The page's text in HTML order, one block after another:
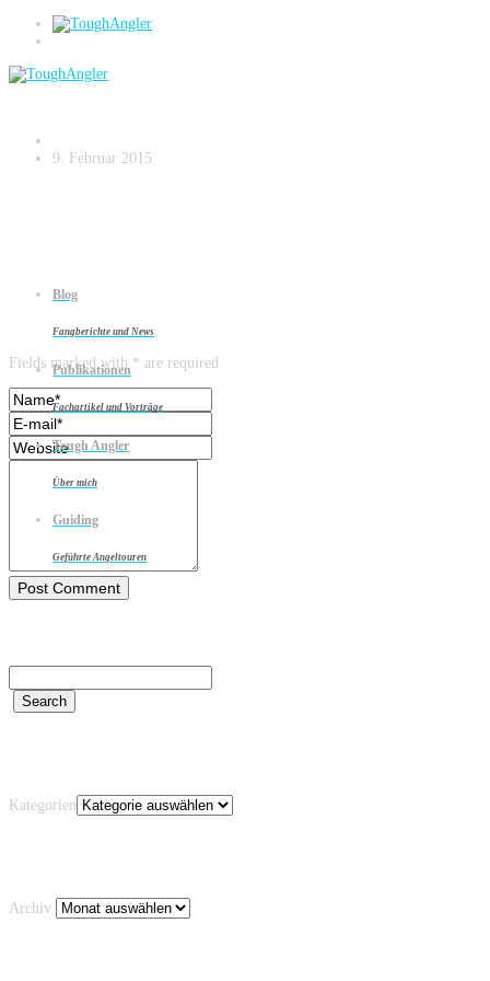
Blog
Fangberichte und News
Publikationen
Fachartikel und Vorträge
Tough Angler
Über mich
Guiding
Geführte Angeltouren
Zanderangeln am Strom – small.028
9. Februar 2015
Leave a reply
Fields marked with * are required
Kategorien
Archiv